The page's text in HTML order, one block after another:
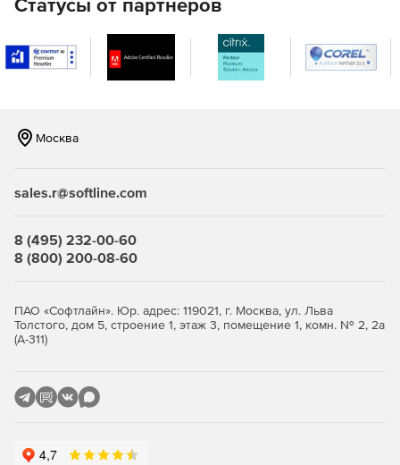
Настройки расчета и печати
Все настройки расчета и печати в одном месте.
Подсказки, объясняющие значение настроек.
Окно с сообщением о ходе выполнения операции
Все иконки в программе имеют подписи.
Итоги по разделу и смете всегда на экране.
ресурсный, ресурсно-индексный.
Статусы от партнеров
Москва
sales.r@softline.com
8 (495) 232-00-60
8 (800) 200-08-60
ПАО «Софтлайн». Юр. адрес: 119021, г. Москва, ул. Льва
Толстого, дом 5, строение 1, этаж 3, помещение 1, комн. № 2, 2а
(А-311)